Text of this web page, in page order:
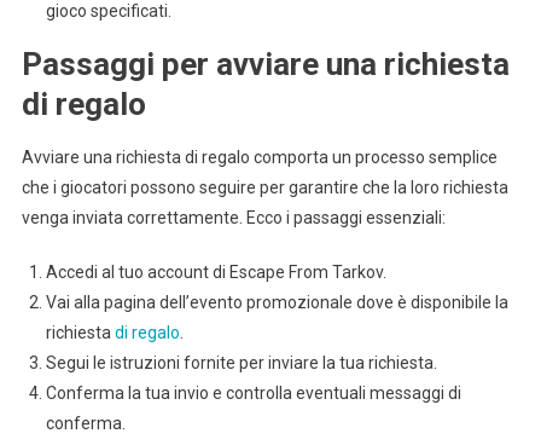
gioco specificati.
Passaggi per avviare una richiesta
di regalo
Avviare una richiesta di regalo comporta un processo semplice
che i giocatori possono seguire per garantire che la loro richiesta
venga inviata correttamente. Ecco i passaggi essenziali:
Accedi al tuo account di Escape From Tarkov.
Vai alla pagina dell’evento promozionale dove è disponibile la
richiestadi regalo.
Segui le istruzioni fornite per inviare la tua richiesta.
Conferma la tua invio e controlla eventuali messaggi di
conferma.